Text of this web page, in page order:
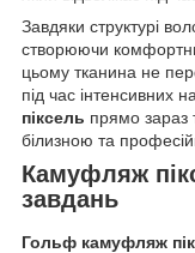
Завдяки структурі
створюючи
цьому тканина не
під час інтенсивних
піксель прямо зараз
білизною та
Камуфляж
завдань
Гольф камуфляж